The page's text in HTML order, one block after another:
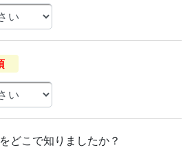
どこで知りましたか？